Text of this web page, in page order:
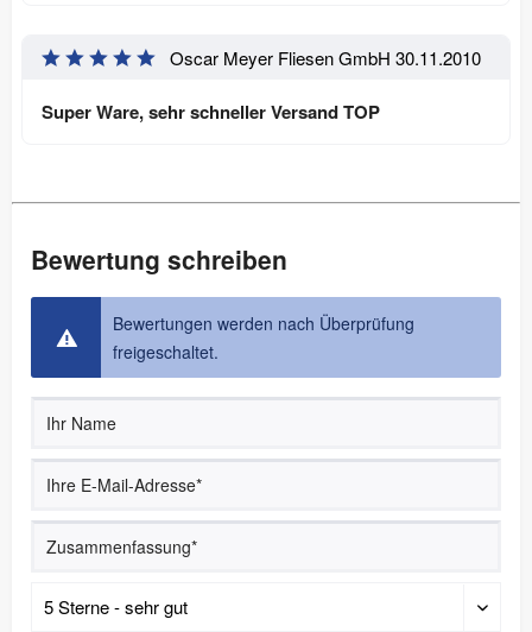
Oscar Meyer Fliesen GmbH 30.11.2010
Super Ware, sehr schneller Versand TOP
Bewertung schreiben
Bewertungen werden nach Überprüfung
freigeschaltet.